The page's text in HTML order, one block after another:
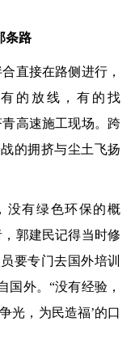
条路
直接在路侧进行，
的放线，有的找
高速施工现场。跨
的拥挤与尘土飞扬
有绿色环保的概
郭建民记得当时修
要专门去国外培训
国外。“没有经验，
光，为民造福’的口